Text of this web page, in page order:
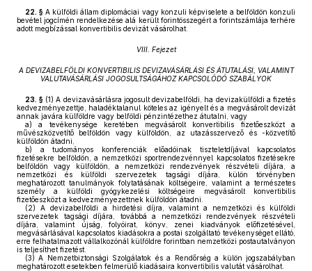
22. § A külföldi állam diplomáciai vagy konzuli képviselete a belföldön konzuli
bevétel jogcímén rendelkezése alá került forintösszegért a forintszámlája terhére
adott megbízással konvertibilis devizát vásárolhat.
VIII. Fejezet
A DEVIZABELFÖLDI KONVERTIBILIS DEVIZAVÁSÁRLÁSI ÉS ÁTUTALÁSI, VALAMINT
VALUTAVÁSÁRLÁSI JOGOSULTSÁGÁHOZ KAPCSOLÓDÓ SZABÁLYOK
23. § (1) A devizavásárlásra jogosult devizabelföldi, ha devizakülföldi a fizetés
kedvezményezettje, haladéktalanul köteles az igényelt és a megvásárolt devizát
annak javára külföldre vagy belföldi pénzintézethez átutalni, vagy
a) a tevékenysége keretében megvásárolt konvertibilis fizetőeszközt a
művészközvetítő belföldön vagy külföldön, az utazásszervező és -közvetítő
külföldön átadni,
b) a tudományos konferenciák előadóinak tiszteletdíjával kapcsolatos
fizetésekre belföldön, a nemzetközi sportrendezvénnyel kapcsolatos fizetésekre
belföldön vagy külföldön, a nemzetközi rendezvények részvételi díjára, a
nemzetközi és külföldi szervezetek tagsági díjára, külön törvényben
meghatározott tanulmányok folytatásának költségeire, valamint a természetes
személy a külföldi gyógykezelési költségeire megvásárolt konvertibilis
fizetőeszközt a kedvezményezettnek külföldön átadni.
(2) A devizabelföldi a hirdetési díjra, valamint a nemzetközi és külföldi
szervezetek tagsági díjára, továbbá a nemzetközi rendezvények részvételi
díjára, valamint újság, folyóirat, könyv, zenei kiadványok előfizetésével,
megvásárlásával kapcsolatos kiadásokra a postai szolgáltató tevékenységet ellátó,
erre felhatalmazott vállalkozónál külföldre forintban nemzetközi postautalványon
is teljesíthet fizetést.
(3) A Nemzetbiztonsági Szolgálatok és a Rendőrség a külön jogszabályban
meghatározott esetekben felmerülő kiadásaira konvertibilis valutát vásárolhat.